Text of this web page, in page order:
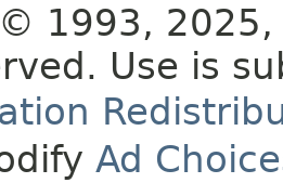
© 1993,
Use is
Ad